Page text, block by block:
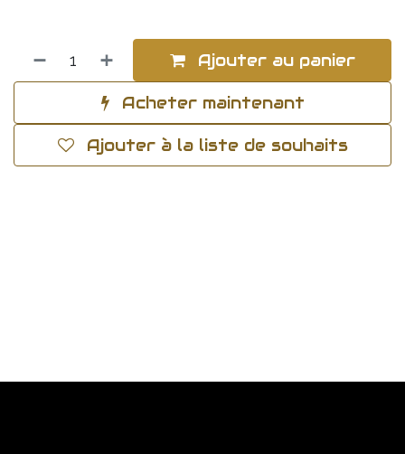
Ajouter au panier
Acheter maintenant
Ajouter à la liste de souhaits